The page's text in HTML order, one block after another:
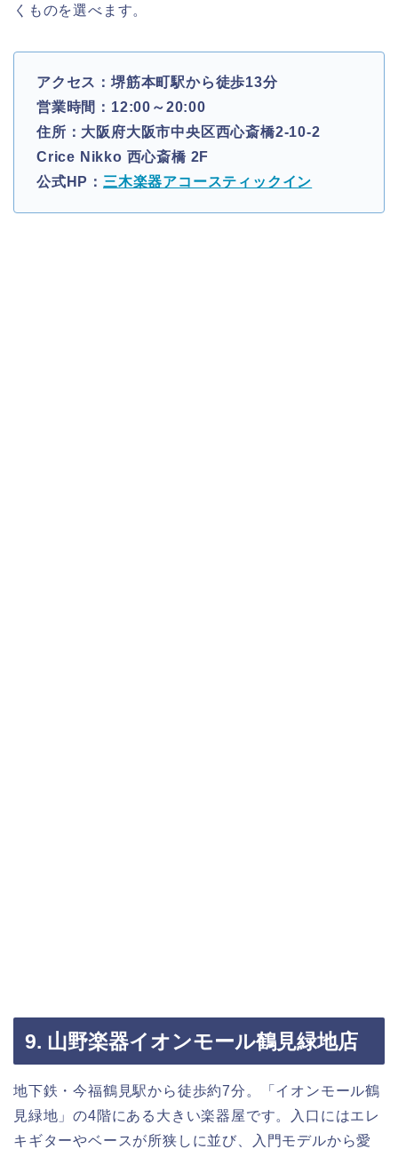
くものを選べます。
アクセス：堺筋本町駅から徒歩13分
営業時間：12:00～20:00
住所：大阪府大阪市中央区西心斎橋2-10-2
Crice Nikko 西心斎橋 2F
公式HP： 三木楽器アコースティックイン
9. 山野楽器イオンモール鶴見緑地店
地下鉄・今福鶴見駅から徒歩約7分。「イオンモール鶴
見緑地」の4階にある大きい楽器屋です。入口にはエレ
キギターやベースが所狭しに並び、入門モデルから愛